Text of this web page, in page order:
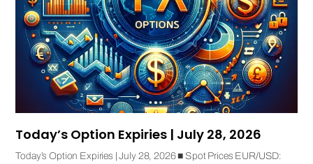
Today’s Option Expiries | July 28, 2026
Today’s Option Expiries | July 28, 2026 ■ Spot Prices EUR/USD: